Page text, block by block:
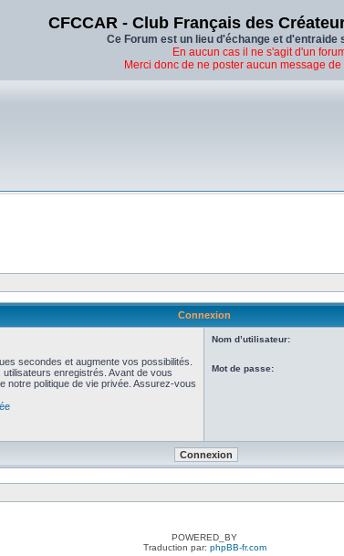
CFCCAR - Club Français des
Ce Forum est un lieu d'échange et d'entraide
En aucun cas il ne s'agit d'un
Merci donc de ne poster aucun message
Connexion
secondes et augmente vos possibilités.
enregistrés. Avant de vous
notre politique de vie privée. Assurez-vous
Nom d’utilisateur:
Mot de passe:
POWERED_BY
Traduction par: phpBB-fr.com